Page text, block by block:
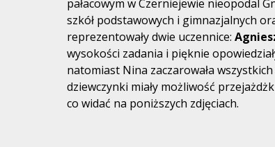
pałacowym w Czerniejewie nieopodal
szkół podstawowych i gimnazjalnych
reprezentowały dwie uczennice:
wysokości zadania i pięknie
natomiast Nina zaczarowała
dziewczynki miały możliwość
co widać na poniższych zdjęciach.